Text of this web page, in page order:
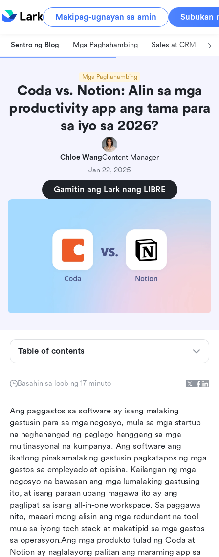
Makipag-ugnayan sa amin Subukan
Sentro ng Blog Mga Paghahambing Sales at CRM
Mga Paghahambing
Coda vs. Notion: Alin sa mga
productivity app ang tama para
sa iyo sa 2026?
Chloe WangContent Manager
Jan 22, 2025
Gamitin ang Lark nang LIBRE
Basahin sa loob ng 17 minuto
Ang paggastos sa software ay isang malaking
gastusin para sa mga negosyo, mula sa mga startup
na naghahangad ng paglago hanggang sa mga
multinasyonal na kumpanya. Ang software ang
ikatlong pinakamalaking gastusin pagkatapos ng mga
gastos sa empleyado at opisina. Kailangan ng mga
negosyo na bawasan ang mga lumalaking gastusing
ito, at isang paraan upang magawa ito ay ang
paglipat sa isang all-in-one workspace. Sa paggawa
nito, maaari mong alisin ang mga redundant na tool
mula sa iyong tech stack at makatipid sa mga gastos
sa operasyon.Ang mga produkto tulad ng Coda at
Notion ay naglalayong palitan ang maraming app sa
Table of contents
Coda kumpara sa Notion sa isang sulyap
Coda vs. Notion: Alin ang dapat mong piliin?
Konklusyon